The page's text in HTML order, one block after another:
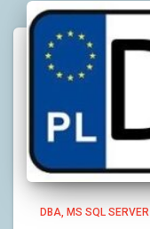
DBA MS SQL SERVER